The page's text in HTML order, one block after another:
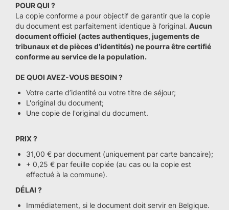
POUR QUI ?
La copie conforme a pour objectif de garantir que la copie
du document est parfaitement identique à l’original. Aucun
document officiel (actes authentiques, jugements de
tribunaux et de pièces d’identités) ne pourra être certifié
conforme au service de la population.
DE QUOI AVEZ-VOUS BESOIN ?
Votre carte d’identité ou votre titre de séjour;
L'original du document;
Une copie de l'original du document.
PRIX ?
31,00 € par document (uniquement par carte bancaire);
+ 0,25 € par feuille copiée (au cas ou la copie est
effectué à la commune).
DÉLAI ?
Immédiatement, si le document doit servir en Belgique.